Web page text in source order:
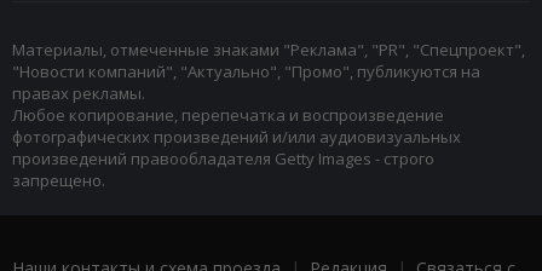
Материалы, отмеченные знаками "Реклама", "PR", "Спецпроект",
"Новости компаний", "Актуально", "Промо", публикуются на
правах рекламы.
Любое копирование, перепечатка и воспроизведение
фотографических произведений и/или аудиовизуальных
произведений правообладателя Getty Images - строго
запрещено.